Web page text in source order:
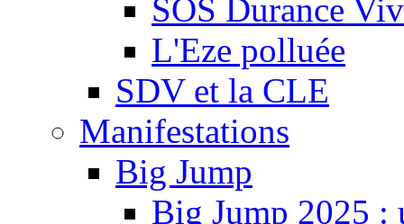
SOS Durance
L'Eze polluée
SDV et la CLE
Manifestations
Big Jump
Big Jump 2025 :